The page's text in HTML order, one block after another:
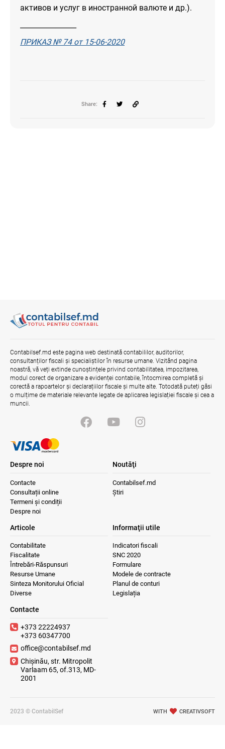
активов и услуг в иностранной валюте и др.).
ПРИКАЗ № 74 от 15-06-2020
Share:
Contabilsef.md este pagina web destinată contabililor, auditorilor,
consultanților fiscali și specialiștilor în resurse umane. Vizitând pagina
noastră, vă veți extinde cunoștințele privind contabilitatea, impozitarea,
modul corect de organizare a evidenței contabile, întocmirea completă și
corectă a rapoartelor și declarațiilor fiscale și multe alte. Totodată puteți găsi
o mulțime de materiale relevante legate de aplicarea legislației fiscale și cea a
muncii.
Despre noi
Contacte
Consultații online
Termeni și condiții
Despre noi
Noutăţi
Contabilsef.md
Știri
Articole
Contabilitate
Fiscalitate
Întrebări-Răspunsuri
Resurse Umane
Sinteza Monitorului Oficial
Diverse
Informaţii utile
Indicatori fiscali
SNC 2020
Formulare
Modele de contracte
Planul de conturi
Legislația
Contacte
+373 22224937
+373 60347700
office@contabilsef.md
Chișinău, str. Mitropolit
Varlaam 65, of.313, MD-
2001
2023 © ContabilSef WITH CREATIVSOFT